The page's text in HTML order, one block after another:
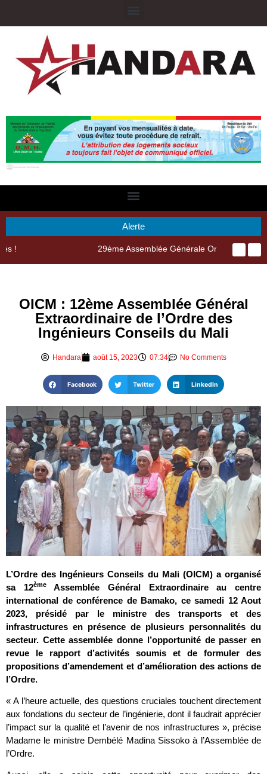
Alerte
29ème Assemblée Générale Ordinaire de l’Union Nyèsigiso : L’encours total des dépôts des membres passé de 18 milliards en 2024 à 21 milliards en 2025
OICM : 12ème Assemblée Général
Extraordinaire de l’Ordre des
Ingénieurs Conseils du Mali
Handara août 15, 2023 07:34 No Comments
Facebook Twitter LinkedIn
L’Ordre des Ingénieurs Conseils du Mali (OICM) a organisé
sa 12èmeAssemblée Général Extraordinaire au centre
international de conférence de Bamako, ce samedi 12 Aout
2023, présidé par le ministre des transports et des
infrastructures en présence de plusieurs personnalités du
secteur. Cette assemblée donne l’opportunité de passer en
revue le rapport d’activités soumis et de formuler des
propositions d’amendement et d’amélioration des actions de
l’Ordre.
« A l’heure actuelle, des questions cruciales touchent directement
aux fondations du secteur de l’ingénierie, dont il faudrait apprécier
l’impact sur la qualité et l’avenir de nos infrastructures », précise
Madame le ministre Dembélé Madina Sissoko à l’Assemblée de
l’Ordre.